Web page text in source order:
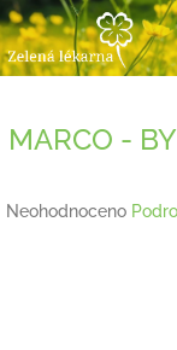
Přejít
na
obsah
MARCO -
Průměrné
Neohodnoceno